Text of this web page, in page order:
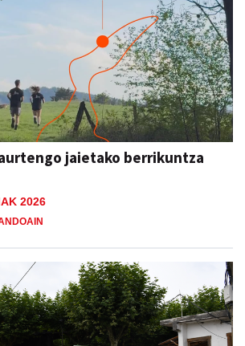
jaietako berrikuntza
2026